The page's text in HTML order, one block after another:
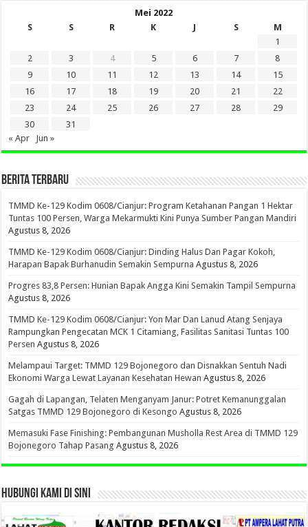
Mei 2022
S
S R K J S
M
1
2
3 4 5 6 7
8
9
10 11 12 13 14
15
16
17 18 19 20 21
22
23
24 25 26 27 28
29
30
31
« Apr
Jun »
BERITA TERBARU
TMMD Ke-129 Kodim 0608/Cianjur: Program Ketahanan Pangan 1 Hektar
Tuntas 100 Persen, Warga Mekarmukti Kini Punya Sumber Pangan Mandiri
Agustus 8, 2026
TMMD Ke-129 Kodim 0608/Cianjur: Dinding Halus Dan Pagar Kokoh,
Harapan Bapak Burhanudin Semakin Sempurna Agustus 8, 2026
Progres 83,8 Persen: Hunian Bapak Angga Kini Semakin Tampil Sempurna
Agustus 8, 2026
TMMD Ke-129 Kodim 0608/Cianjur: Yon Mar Dan Lanud Atang Senjaya
Rampungkan Pengecatan MCK 1 Citamiang, Fasilitas Sanitasi Tuntas 100
Persen Agustus 8, 2026
Melampaui Target: TMMD 129 Bojonegoro dan Disnakkan Sentuh Nadi
Ekonomi Warga Lewat Layanan Kesehatan Hewan Agustus 8, 2026
Gagah di Lapangan, Telaten Menganyam Janur: Potret Kemanunggalan
Satgas TMMD 129 Bojonegoro di Kesongo Agustus 8, 2026
Memasuki Fase Finishing: Pembangunan Musholla Rest Area di TMMD 129
Bojonegoro Tahap Pasang Agustus 8, 2026
HUBUNGI KAMI DI SINI